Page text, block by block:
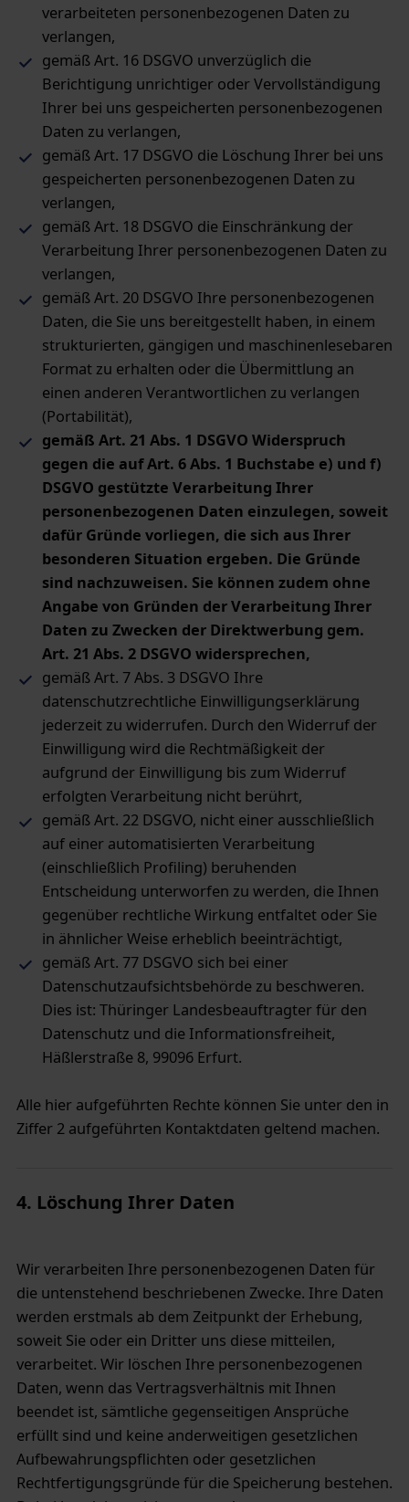
verarbeiteten personenbezogenen Daten zu
verlangen,
gemäß Art. 16 DSGVO unverzüglich die
Berichtigung unrichtiger oder Vervollständigung
Ihrer bei uns gespeicherten personenbezogenen
Daten zu verlangen,
gemäß Art. 17 DSGVO die Löschung Ihrer bei uns
gespeicherten personenbezogenen Daten zu
verlangen,
gemäß Art. 18 DSGVO die Einschränkung der
Verarbeitung Ihrer personenbezogenen Daten zu
verlangen,
gemäß Art. 20 DSGVO Ihre personenbezogenen
Daten, die Sie uns bereitgestellt haben, in einem
strukturierten, gängigen und maschinenlesebaren
Format zu erhalten oder die Übermittlung an
einen anderen Verantwortlichen zu verlangen
(Portabilität),
gemäß Art. 21 Abs. 1 DSGVO Widerspruch
gegen die auf Art. 6 Abs. 1 Buchstabe e) und f)
DSGVO gestützte Verarbeitung Ihrer
personenbezogenen Daten einzulegen, soweit
dafür Gründe vorliegen, die sich aus Ihrer
besonderen Situation ergeben. Die Gründe
sind nachzuweisen. Sie können zudem ohne
Angabe von Gründen der Verarbeitung Ihrer
Daten zu Zwecken der Direktwerbung gem.
Art. 21 Abs. 2 DSGVO widersprechen,
gemäß Art. 7 Abs. 3 DSGVO Ihre
datenschutzrechtliche Einwilligungserklärung
jederzeit zu widerrufen. Durch den Widerruf der
Einwilligung wird die Rechtmäßigkeit der
aufgrund der Einwilligung bis zum Widerruf
erfolgten Verarbeitung nicht berührt,
gemäß Art. 22 DSGVO, nicht einer ausschließlich
auf einer automatisierten Verarbeitung
(einschließlich Profiling) beruhenden
Entscheidung unterworfen zu werden, die Ihnen
gegenüber rechtliche Wirkung entfaltet oder Sie
in ähnlicher Weise erheblich beeinträchtigt,
gemäß Art. 77 DSGVO sich bei einer
Datenschutzaufsichtsbehörde zu beschweren.
Dies ist: Thüringer Landesbeauftragter für den
Datenschutz und die Informationsfreiheit,
Häßlerstraße 8, 99096 Erfurt.
Alle hier aufgeführten Rechte können Sie unter den in
Ziffer 2 aufgeführten Kontaktdaten geltend machen.
4. Löschung Ihrer Daten
Wir verarbeiten Ihre personenbezogenen Daten für
die untenstehend beschriebenen Zwecke. Ihre Daten
werden erstmals ab dem Zeitpunkt der Erhebung,
soweit Sie oder ein Dritter uns diese mitteilen,
verarbeitet. Wir löschen Ihre personenbezogenen
Daten, wenn das Vertragsverhältnis mit Ihnen
beendet ist, sämtliche gegenseitigen Ansprüche
erfüllt sind und keine anderweitigen gesetzlichen
Aufbewahrungspflichten oder gesetzlichen
Rechtfertigungsgründe für die Speicherung bestehen.